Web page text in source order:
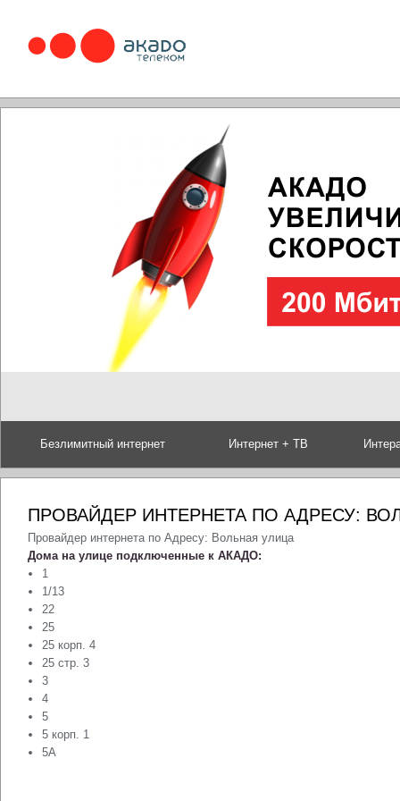
Безлимитный интернет Интернет + ТВ
ПРОВАЙДЕР ИНТЕРНЕТА ПО АДРЕСУ:
Провайдер интернета по Адресу: Вольная улица
Дома на улице подключенные к АКАДО:
1
1/13
22
25
25 корп. 4
25 стр. 3
3
4
5
5 корп. 1
5А